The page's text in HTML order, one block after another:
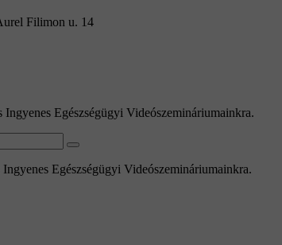
Filimon u. 14
Egészségügyi Videószemináriumainkra.
Egészségügyi Videószemináriumainkra.